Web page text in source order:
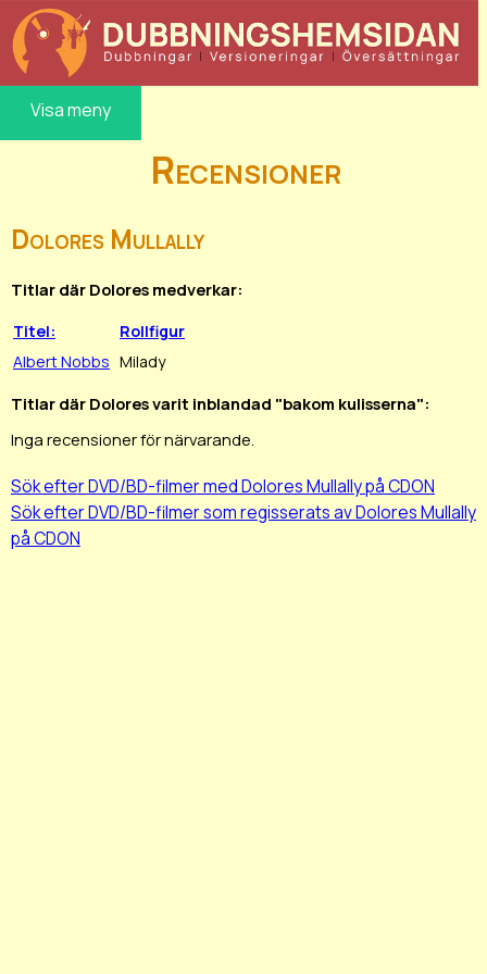
Visa meny
Recensioner
Dolores Mullally
Titlar där Dolores medverkar:
Titel:
Rollfigur
Albert Nobbs Milady
Titlar där Dolores varit inblandad "bakom kulisserna":
Inga recensioner för närvarande.
Sök efter DVD/BD-filmer med Dolores Mullally på CDON
Sök efter DVD/BD-filmer som regisserats av Dolores Mullally
på CDON